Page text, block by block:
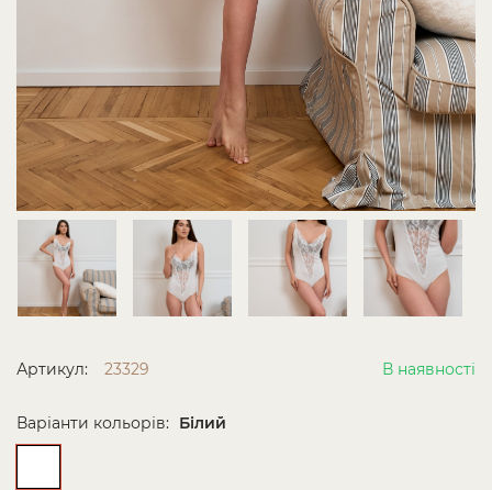
Артикул: 23329 В наявності
Варіанти кольорів: Білий